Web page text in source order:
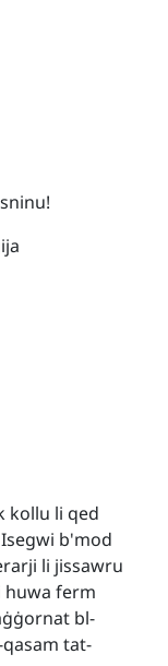
kollu li qed
b'mod
li jissawru
huwa ferm
bl-
tat-